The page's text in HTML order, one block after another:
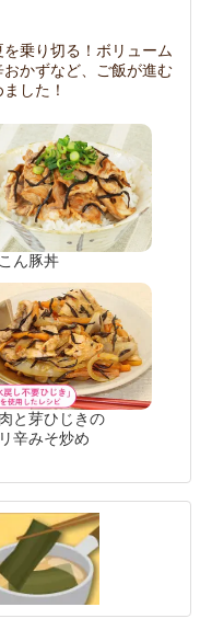
乗り切る！ボリューム
かずなど、ご飯が進む
した！
ん豚丼
と芽ひじきの
辛みそ炒め